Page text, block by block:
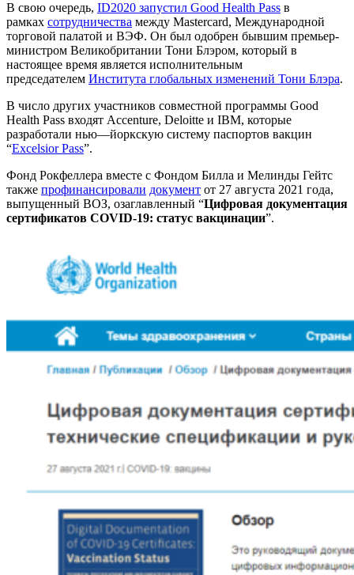
В свою очередь, ID2020 запустил Good Health Pass в
рамках сотрудничества между Mastercard, Международной
торговой палатой и ВЭФ. Он был одобрен бывшим премьер-
министром Великобритании Тони Блэром, который в
настоящее время является исполнительным
председателем Института глобальных изменений Тони Блэра.
В число других участников совместной программы Good
Health Pass входят Accenture, Deloitte и IBM, которые
разработали нью—йоркскую систему паспортов вакцин
“Excelsior Pass”.
Фонд Рокфеллера вместе с Фондом Билла и Мелинды Гейтс
также профинансировали документ от 27 августа 2021 года,
выпущенный ВОЗ, озаглавленный “Цифровая документация
сертификатов COVID-19: статус вакцинации”.